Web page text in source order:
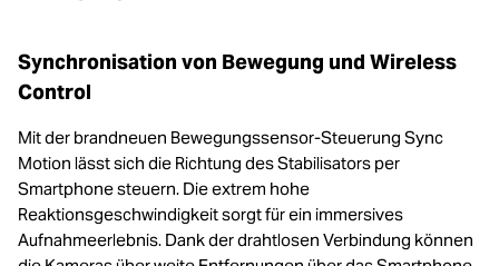
Synchronisation von Bewegung und Wireless
Control
Mit der brandneuen Bewegungssensor-Steuerung Sync
Motion lässt sich die Richtung des Stabilisators per
Smartphone steuern. Die extrem hohe
Reaktionsgeschwindigkeit sorgt für ein immersives
Aufnahmeerlebnis. Dank der drahtlosen Verbindung können